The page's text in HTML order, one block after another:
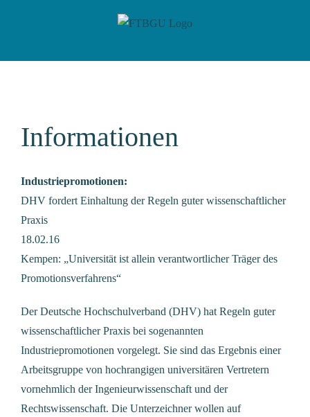
Informationen
Industriepromotionen:
DHV fordert Einhaltung der Regeln guter wissenschaftlicher
Praxis
18.02.16
Kempen: „Universität ist allein verantwortlicher Träger des
Promotionsverfahrens“
Der Deutsche Hochschulverband (DHV) hat Regeln guter
wissenschaftlicher Praxis bei sogenannten
Industriepromotionen vorgelegt. Sie sind das Ergebnis einer
Arbeitsgruppe von hochrangigen universitären Vertretern
vornehmlich der Ingenieurwissenschaft und der
Rechtswissenschaft. Die Unterzeichner wollen auf